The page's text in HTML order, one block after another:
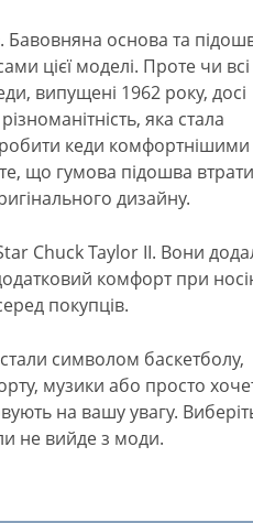
основа та
цієї моделі. Проте чи всі
випущені 1962 року, досі
яка стала
кеди
що гумова підошва
дизайну.
Chuck Taylor II. Вони
комфорт при
покупців.
символом баскетболу,
музики або просто
на вашу увагу.
не вийде з моди.